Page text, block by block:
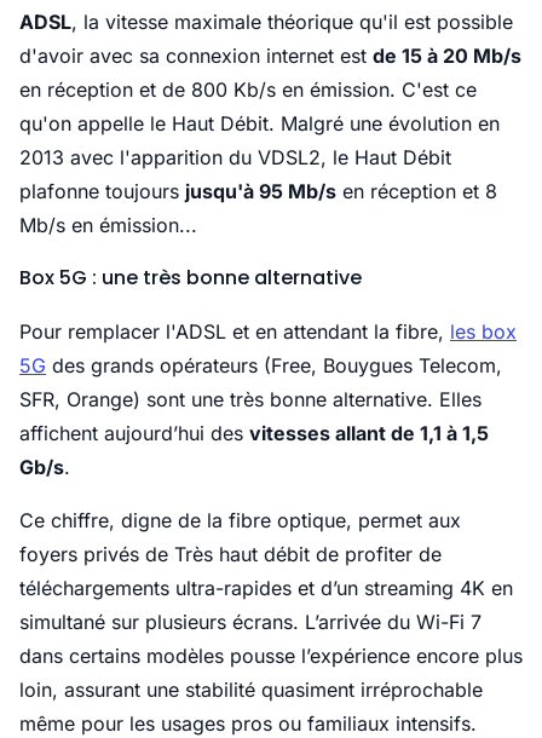
ADSL, la vitesse maximale théorique qu'il est possible
d'avoir avec sa connexion internet est de 15 à 20 Mb/s
en réception et de 800 Kb/s en émission. C'est ce
qu'on appelle le Haut Débit. Malgré une évolution en
2013 avec l'apparition du VDSL2, le Haut Débit
plafonne toujours jusqu'à 95 Mb/s en réception et 8
Mb/s en émission...
Box 5G : une très bonne alternative
Pour remplacer l'ADSL et en attendant la fibre, les box
5G des grands opérateurs (Free, Bouygues Telecom,
SFR, Orange) sont une très bonne alternative. Elles
affichent aujourd’hui des vitesses allant de 1,1 à 1,5
Gb/s.
Ce chiffre, digne de la fibre optique, permet aux
foyers privés de Très haut débit de profiter de
téléchargements ultra-rapides et d’un streaming 4K en
simultané sur plusieurs écrans. L’arrivée du Wi-Fi 7
dans certains modèles pousse l’expérience encore plus
loin, assurant une stabilité quasiment irréprochable
même pour les usages pros ou familiaux intensifs.